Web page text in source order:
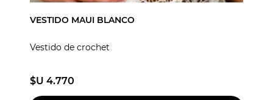
VESTIDO MAUI BLANCO
Vestido de crochet
$U 4.770